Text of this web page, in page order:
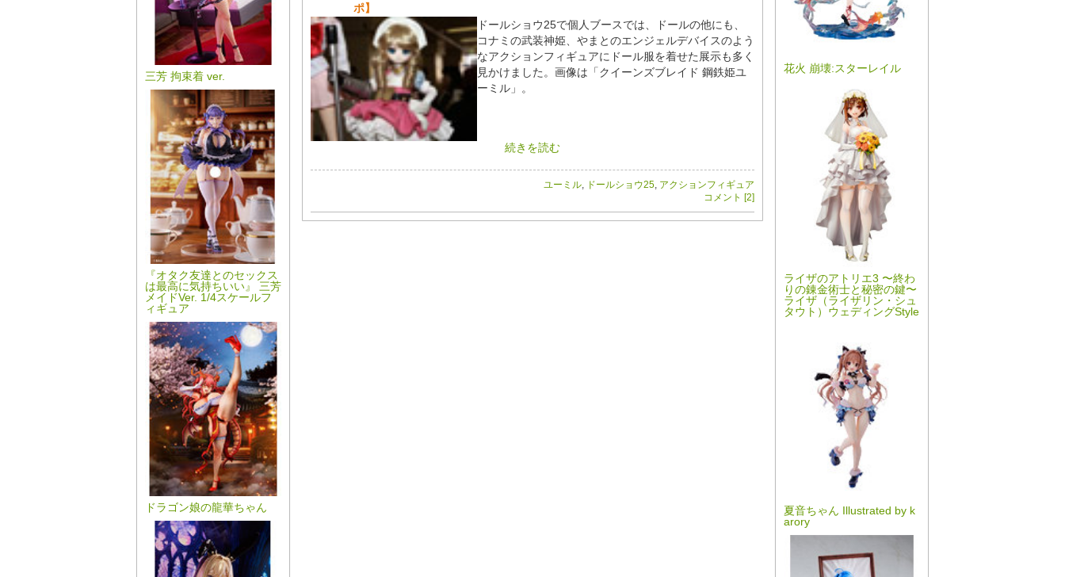
三芳 拘束着 ver.
『オタク友達とのセックス
は最高に気持ちいい』 三芳
メイドVer. 1/4スケールフ
ィギュア
ドラゴン娘の龍華ちゃん
ポ】
ドールショウ25で個人ブースでは、ドールの他にも、
コナミの武装神姫、やまとのエンジェルデバイスのよう
なアクションフィギュアにドール服を着せた展示も多く
見かけました。画像は「クイーンズブレイド 鋼鉄姫ユ
ーミル」。
続きを読む
ユーミル, ドールショウ25, アクションフィギュア
コメント [2]
花火 崩壊:スターレイル
ライザのアトリエ3 〜終わ
りの錬金術士と秘密の鍵〜
ライザ（ライザリン・シュ
タウト）ウェディングStyle
夏音ちゃん Illustrated by k
arory